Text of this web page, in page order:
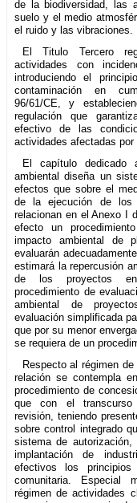
de la biodiversidad, las
suelo y el medio
el ruido y las vibraciones.
El Titulo Tercero
actividades con
introduciendo el
contaminación en
96/61/CE, y
regulación que
efectivo de las
actividades afectadas por
El capítulo dedicado
ambiental diseña un
efectos que sobre el
de la ejecución de
relacionan en el Anexo I
efecto un
impacto ambiental de
evaluarán
estimará la repercusión
de los proyectos
procedimiento de
ambiental de
evaluación simplificada
que por su menor
se requiera de un
Respecto al régimen
relación se contempla
procedimiento de
que con el
revisión, teniendo
sobre control integrado
sistema de
implantación de
efectivos los
comunitaria. Especial
régimen de actividades